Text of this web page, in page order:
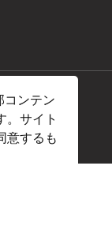
コンテン
。サイト
意するも